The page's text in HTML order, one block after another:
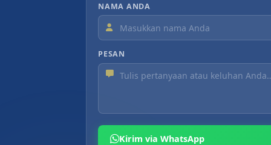
NAMA ANDA
PESAN
Kirim via WhatsApp